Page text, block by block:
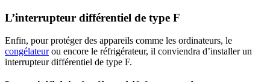
L’interrupteur différentiel de type F
Enfin, pour protéger des appareils comme les ordinateurs, le
congélateurou encore le réfrigérateur, il conviendra d’installer un
interrupteur différentiel de type F.